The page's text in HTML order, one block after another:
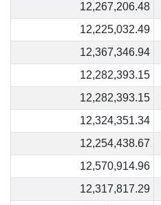
12,267,206.48
12,225,032.49
12,367,346.94
12,282,393.15
12,282,393.15
12,324,351.34
12,254,438.67
12,570,914.96
12,317,817.29